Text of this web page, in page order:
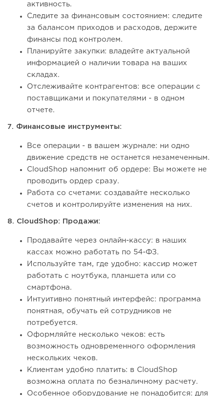
активность.
Следите за финансовым состоянием: следите
за балансом приходов и расходов, держите
финансы под контролем.
Планируйте закупки: владейте актуальной
информацией о наличии товара на ваших
складах.
Отслеживайте контрагентов: все операции с
поставщиками и покупателями - в одном
отчете.
7. Финансовые инструменты:
Все операции - в вашем журнале: ни одно
движение средств не останется незамеченным.
CloudShop напомнит об ордере: Вы можете не
проводить ордер сразу.
Работа со счетами: создавайте несколько
счетов и контролируйте изменения на них.
8. CloudShop: Продажи:
Продавайте через онлайн-кассу: в наших
кассах можно работать по 54-ФЗ.
Используйте там, где удобно: кассир может
работать с ноутбука, планшета или со
смартфона.
Интуитивно понятный интерфейс: программа
понятная, обучать ей сотрудников не
потребуется.
Оформляйте несколько чеков: есть
возможность одновременного оформления
нескольких чеков.
Клиентам удобно платить: в CloudShop
возможна оплата по безналичному расчету.
Особенное оборудование не понадобится: для